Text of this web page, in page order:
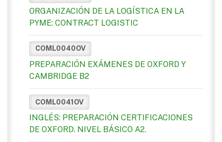
ORGANIZACIÓN DE LA LOGÍSTICA EN LA
PYME: CONTRACT LOGISTIC
COML0040OV
PREPARACIÓN EXÁMENES DE OXFORD Y
CAMBRIDGE B2
COML0041OV
INGLÉS: PREPARACIÓN CERTIFICACIONES
DE OXFORD. NIVEL BÁSICO A2.